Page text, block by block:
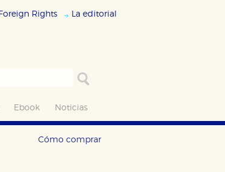
Foreign Rights La editorial
Ebook Noticias
Cómo comprar